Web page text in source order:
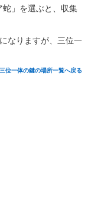
」を選ぶと、収集
なりますが、三位一
位一体の鍵の場所一覧へ戻る